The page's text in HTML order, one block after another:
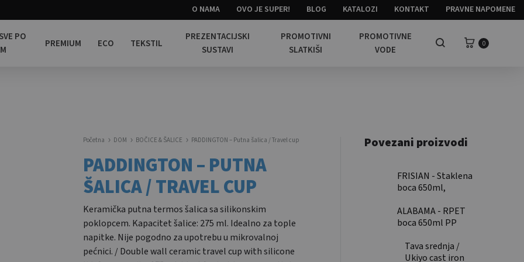
O NAMA OVO JE SUPER! BLOG KATALOZI KONTAKT PRAVNE NAPOMENE
PO
PREMIUM ECO TEKSTIL
PREZENTACIJSKI
SUSTAVI
PROMOTIVNI
SLATKIŠI
PROMOTIVNE
VODE
Pretraga
Košarica
0
Početna DOM BOČICE & ŠALICE PADDINGTON – Putna šalica / Travel cup
PADDINGTON – PUTNA
ŠALICA / TRAVEL CUP
Keramička putna termos šalica sa silikonskim
poklopcem. Kapacitet šalice: 275 ml. Idealno za tople
napitke. Nije pogodno za upotrebu u mikrovalnoj
pećnici. / Double wall ceramic travel cup with silicone
Povezani proizvodi
FRISIAN - Staklena
boca 650ml,
bambusa / Glass
bottle 650ml,
ALABAMA - RPET
boca 650ml PP
/ RPET bottle
650ml PP flip lid
Tava srednja /
Ukiyo cast iron